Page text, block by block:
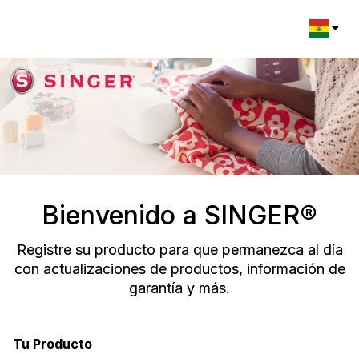
Change
Bienvenido a SINGER®
Registre su producto para que permanezca al día
con actualizaciones de productos, información de
garantía y más.
Registration Form
Tu Producto